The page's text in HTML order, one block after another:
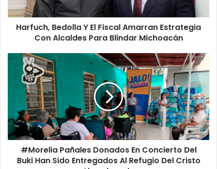
Alcaldes
ParaHarfuch, Bedolla Y El Fiscal Amarran Estrategia
Con Alcaldes Para Blindar Michoacán
#Morelia
Pañales
Donados
Concierto
Buki
Han
Sido
Entregados
#Morelia Pañales Donados En Concierto Del
Buki Han Sido Entregados Al Refugio Del Cristo